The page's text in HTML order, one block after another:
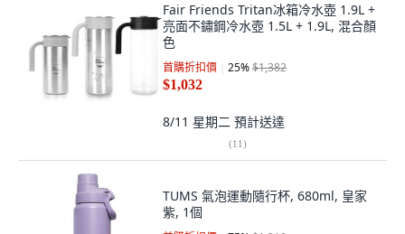
Fair Friends Tritan冰箱冷水壺 1.9L +
亮面不鏽鋼冷水壺 1.5L + 1.9L, 混合顏
色
首購折扣價 25%$1,382
$1,032
8/11 星期二 預計送達
(11)
TUMS 氣泡運動隨行杯, 680ml, 皇家
紫, 1個